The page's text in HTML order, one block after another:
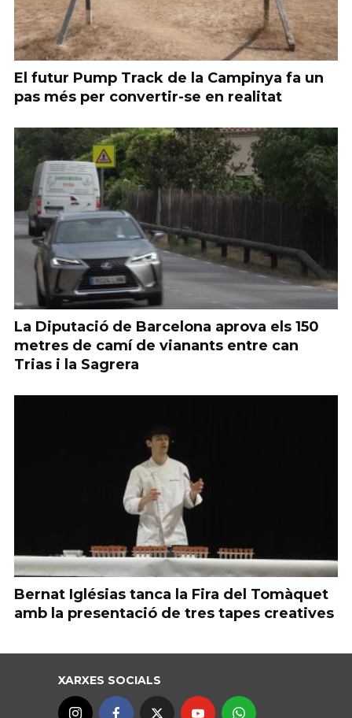
El futur Pump Track de la Campinya fa un
pas més per convertir-se en realitat
La Diputació de Barcelona aprova els 150
metres de camí de vianants entre can
Trias i la Sagrera
Bernat Iglésias tanca la Fira del Tomàquet
amb la presentació de tres tapes creatives
XARXES SOCIALS